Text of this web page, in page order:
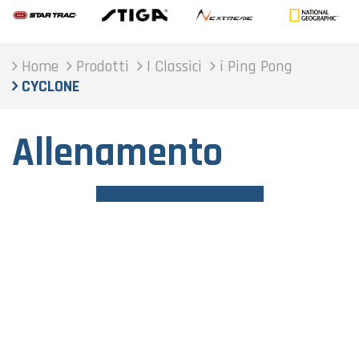
Home Prodotti I Classici
i Ping Pong
CYCLONE
Allenamento